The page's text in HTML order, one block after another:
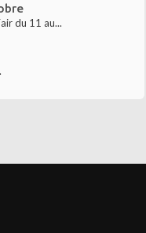
du 11 au...